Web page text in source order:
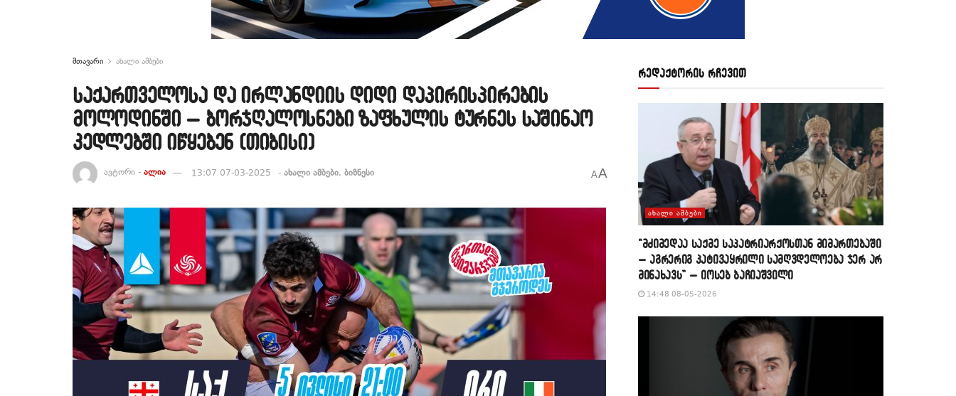
მთავარი ახალი ამბები
საქართველოსა და ირლანდიის დიდი დაპირისპირების
მოლოდინში – ბორჯღალოსნები ზაფხულის ტურნეს საშინაო
კედლებში იწყებენ (თიბისი)
ავტორი - ალია 13:07 07-03-2025 - ახალი ამბები, ბიზნესი AA
რედაქტორის რჩევით
ᲐᲮᲐᲚᲘ ᲐᲛᲑᲔᲑᲘ
“მძიმედაა საქმე საპატრიარქოსთან მიმართებაში
– აგრერიგ პატივაყრილი სამღვდელოება ჯერ არ
მინახავს” – იოსებ ბაჩიაშვილი
14:48 08-05-2026